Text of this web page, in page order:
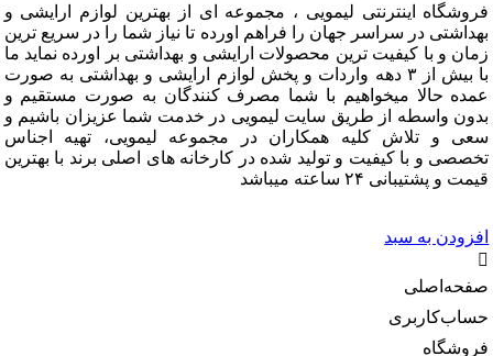
اینترنتی لیمویی ، مجموعه ای از بهترین لوازم ارایشی و
در سراسر جهان را فراهم اورده تا نیاز شما را در سریع ترین
و با کیفیت ترین محصولات ارایشی و بهداشتی بر اورده نماید ما
با بیش از ۳ دهه واردات و پخش لوازم ارایشی و بهداشتی به صورت
حالا میخواهیم با شما مصرف کنندگان به صورت مستقیم و
واسطه از طریق سایت لیمویی در خدمت شما عزیزان باشیم و
و تلاش کلیه همکاران در مجموعه لیمویی، تهیه اجناس
و با کیفیت و تولید شده در کارخانه های اصلی برند با بهترین
۲۴ ساعته میباشد
به سبد